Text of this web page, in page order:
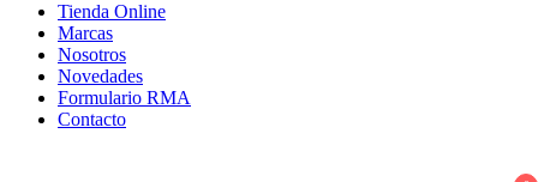
QoS Solutions
Tienda Online
Marcas
Nosotros
Novedades
Formulario RMA
Contacto